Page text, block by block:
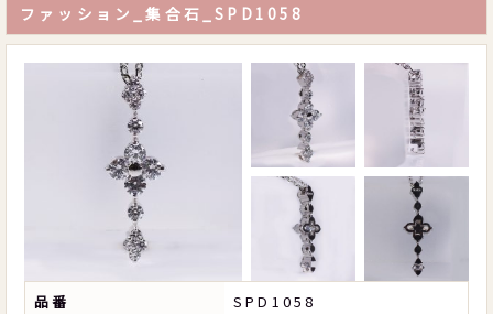
ファッション_集合石_SPD1058
品番
SPD1058